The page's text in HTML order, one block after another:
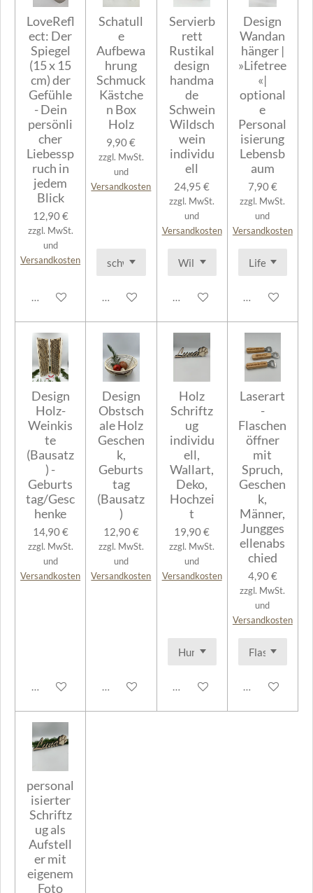
LoveRefl
ect: Der
Spiegel
(15 x 15
cm) der
Gefühle
- Dein
persönli
cher
Liebessp
ruch in
jedem
Blick
12,90 €
zzgl. MwSt.
und
Versandkosten
In den Warenkorb
Schatull
e
Aufbewa
hrung
Schmuck
Kästche
n Box
Holz
9,90 €
zzgl. MwSt.
und
Versandkosten
In den Warenkorb
Servierb
rett
Rustikal
design
handma
de
Schwein
Wildsch
wein
individu
ell
24,95 €
zzgl. MwSt.
und
Versandkosten
In den Warenkorb
Design
Wandan
hänger |
»Lifetree
«|
optional
e
Personal
isierung
Lebensb
aum
7,90 €
zzgl. MwSt.
und
Versandkosten
In den
Design
Holz-
Weinkis
te
(Bausatz
) -
Geburts
tag/Gesc
henke
14,90 €
zzgl. MwSt.
und
Versandkosten
In den Warenkorb
Design
Obstsch
ale Holz
Geschen
k,
Geburts
tag
(Bausatz
)
12,90 €
zzgl. MwSt.
und
Versandkosten
In den Warenkorb
Holz
Schriftz
ug
individu
ell,
Wallart,
Deko,
Hochzei
t
19,90 €
zzgl. MwSt.
und
Versandkosten
In den Warenkorb
Laserart
-
Flaschen
öffner
mit
Spruch,
Geschen
k,
Männer,
Jungges
ellenabs
chied
4,90 €
zzgl. MwSt.
und
Versandkosten
In den
personal
isierter
Schriftz
ug als
Aufstell
er mit
eigenem
Foto